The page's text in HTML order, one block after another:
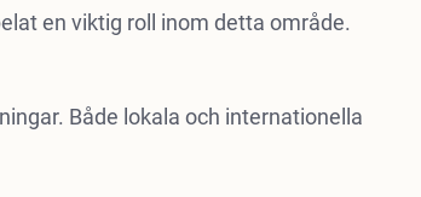
en viktig roll inom detta område.
Både lokala och internationella